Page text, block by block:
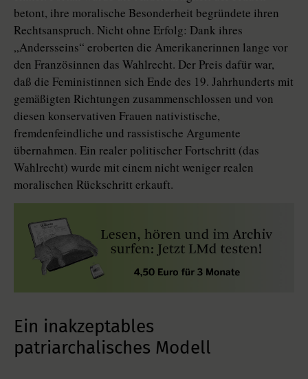
betont, ihre moralische Besonderheit begründete ihren
Rechtsanspruch. Nicht ohne Erfolg: Dank ihres
„Andersseins“ eroberten die Amerikanerinnen lange vor
den Französinnen das Wahlrecht. Der Preis dafür war,
daß die Feministinnen sich Ende des 19. Jahrhunderts mit
gemäßigten Richtungen zusammenschlossen und von
diesen konservativen Frauen nativistische,
fremdenfeindliche und rassistische Argumente
übernahmen. Ein realer politischer Fortschritt (das
Wahlrecht) wurde mit einem nicht weniger realen
moralischen Rückschritt erkauft.
Ein inakzeptables
patriarchalisches Modell